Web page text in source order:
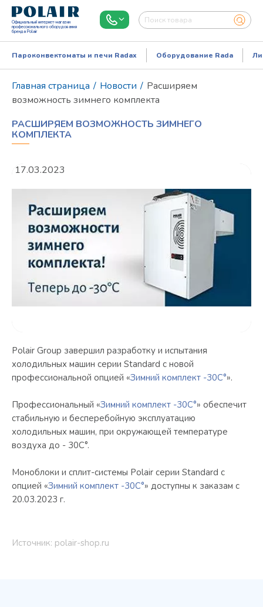
Официальный интернет-магазин
профессионального оборудования
бренда Polair
Пн..Пт: 9.00-18.00
Пароконвектоматы и печи Radax Оборудование Rada
Главная страница / Новости / Расширяем
возможность зимнего комплекта
РАСШИРЯЕМ ВОЗМОЖНОСТЬ ЗИМНЕГО
КОМПЛЕКТА
17.03.2023
Polair Group завершил разработку и испытания
холодильных машин серии Standard с новой
профессиональной опцией «Зимний комплект -30С°».
Профессиональный «Зимний комплект -30С°» обеспечит
стабильную и бесперебойную эксплуатацию
холодильных машин, при окружающей температуре
воздуха до - 30С°.
Моноблоки и сплит-системы Polair серии Standard с
опцией «Зимний комплект -30С°» доступны к заказам с
20.03.2023 г.
Источник: polair-shop.ru